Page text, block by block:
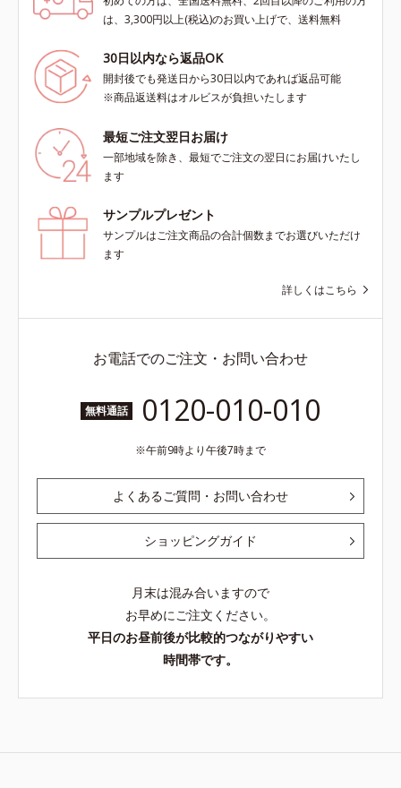
は、3,300円以上(税込)のお買い上げで、送料無料
30日以内なら返品OK
開封後でも発送日から30日以内であれば返品可能
※商品返送料はオルビスが負担いたします
最短ご注文翌日お届け
一部地域を除き、最短でご注文の翌日にお届けいたし
ます
サンプルプレゼント
サンプルはご注文商品の合計個数までお選びいただけ
ます
詳しくはこちら
お電話でのご注文・お問い合わせ
無料通話 0120-010-010
午前9時より午後7時まで
よくあるご質問・お問い合わせ
ショッピングガイド
月末は混み合いますので
お早めにご注文ください。
平日のお昼前後が比較的つながりやすい
時間帯です。